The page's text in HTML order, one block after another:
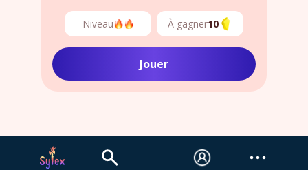
Niveau À gagner10
Jouer